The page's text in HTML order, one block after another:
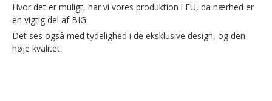
Hvor det er muligt, har vi vores produktion i EU, da nærhed er
en vigtig del af BIG
Det ses også med tydelighed i de eksklusive design, og den
høje kvalitet.